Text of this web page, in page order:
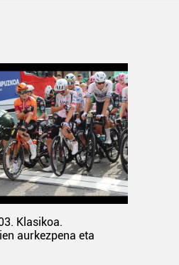
Klasikoa.
aurkezpena eta